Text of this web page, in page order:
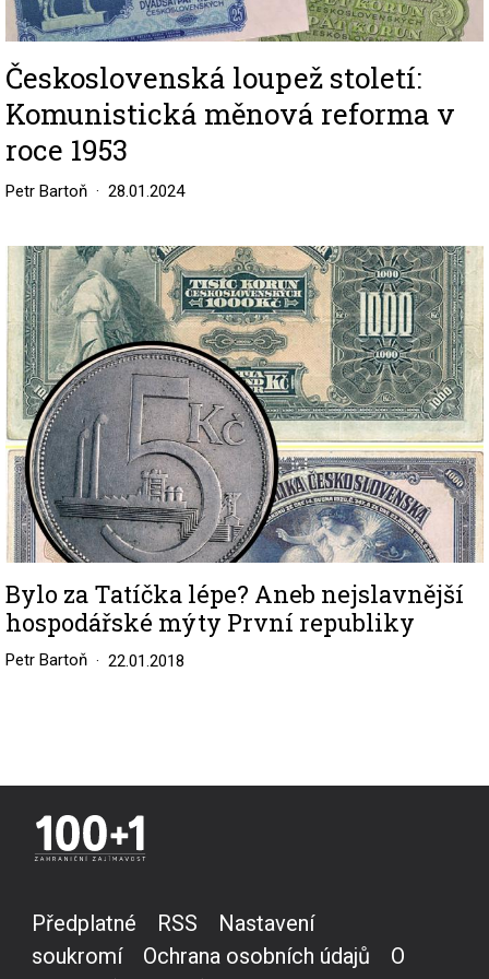
Československá loupež století:
Komunistická měnová reforma v
roce 1953
Petr Bartoň 28.01.2024
Image
Bylo za Tatíčka lépe? Aneb nejslavnější
hospodářské mýty První republiky
Petr Bartoň 22.01.2018
Předplatné RSS
Nastavení
soukromí
Ochrana osobních údajů
O